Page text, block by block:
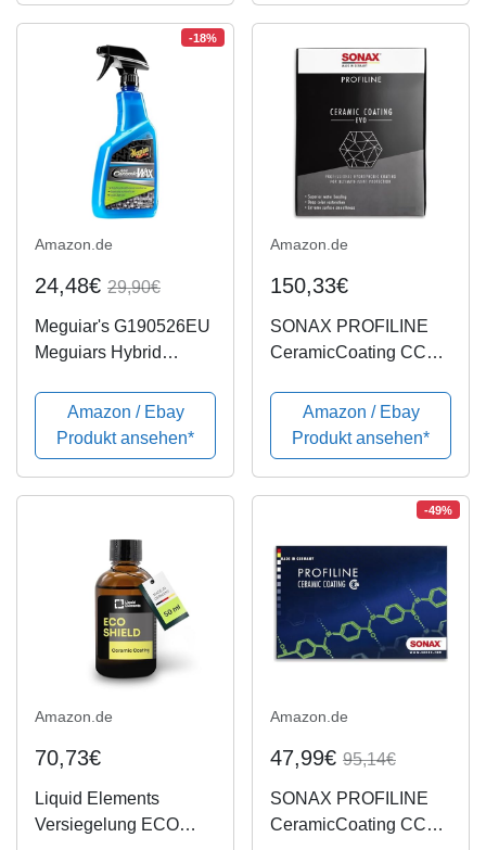
Fahrrad
Keramikversiegelung
-18%
Amazon.de
24,48€ 29,90€
Meguiar's G190526EU
Meguiars Hybrid
Keramikwachs, 768 ml
Amazon / Ebay
Produkt ansehen*
Amazon.de
150,33€
SONAX PROFILINE
CeramicCoating CC
keramischen
Langzeitversiegelung
von Lacken | Art-Nr.
02379410
Amazon / Ebay
Produkt ansehen*
Amazon.de
70,73€
Liquid Elements
Versiegelung ECO
-49%
Amazon.de
47,99€ 95,14€
SONAX PROFILINE
CeramicCoating CC36